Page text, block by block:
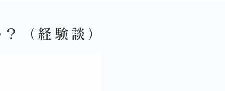
（経験談）